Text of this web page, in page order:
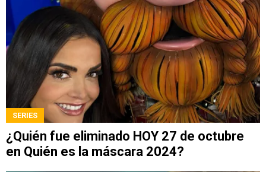
SERIES
¿Quién fue eliminado HOY 27 de octubre
en Quién es la máscara 2024?